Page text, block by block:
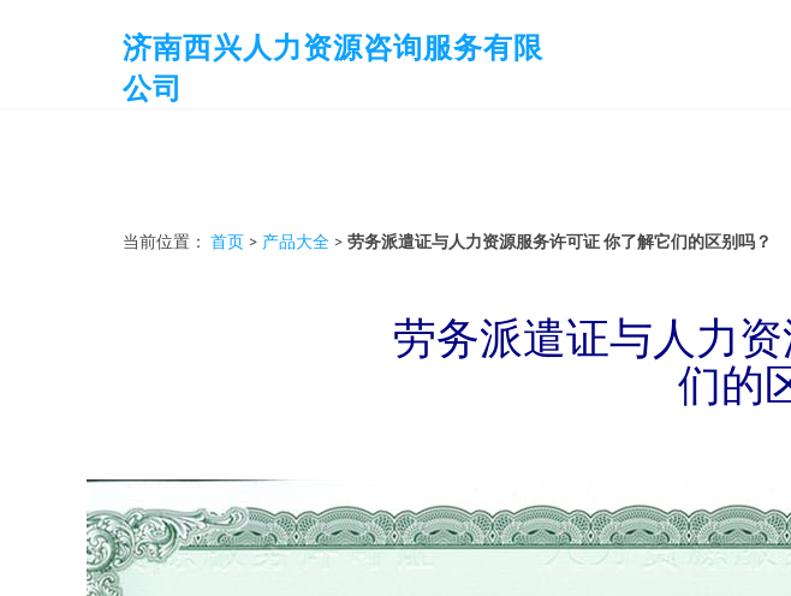
济南西兴人力资源咨询服务有限
公司
当前位置： 首页 > 产品大全 > 劳务派遣证与人力资源服务许可证 你了解它们的区别吗？
劳务派遣证与人力
们的